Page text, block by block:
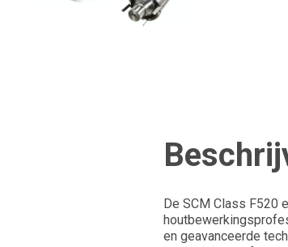
De SCM Class F520
en geavanceerde